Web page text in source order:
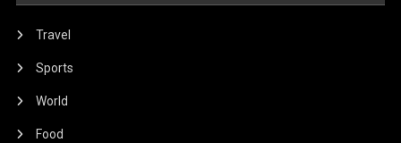
Travel
Sports
World
Food